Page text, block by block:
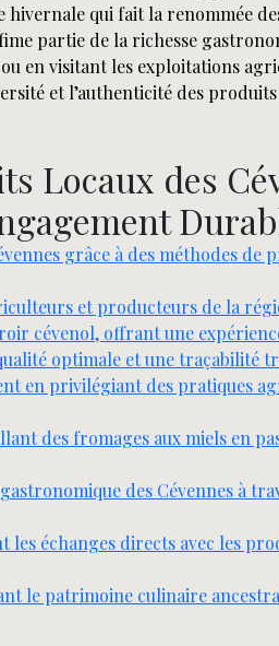
qui fait la renommée
partie de la richesse
en visitant les exploitations
et l’authenticité des
Locaux des
grâce à des méthodes de
et producteurs de la
cévenol, offrant une
optimale et une traçabilité
en privilégiant des pratiques
des fromages aux miels en
des Cévennes à
échanges directs avec les
le patrimoine culinaire